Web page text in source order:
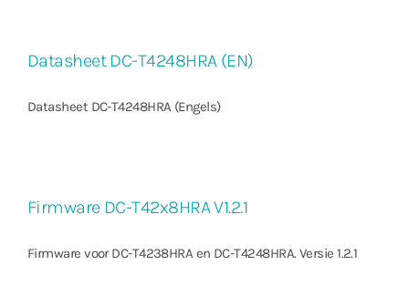
Datasheet DC-T4248HRA (EN)
Datasheet DC-T4248HRA (Engels)
Firmware DC-T42x8HRA V1.2.1
Firmware voor DC-T4238HRA en DC-T4248HRA. Versie 1.2.1